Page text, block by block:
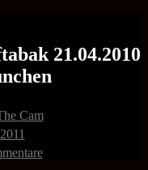
21.04.2010
Cam
zu
Zwei